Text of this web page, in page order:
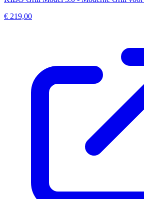
€ 219,00